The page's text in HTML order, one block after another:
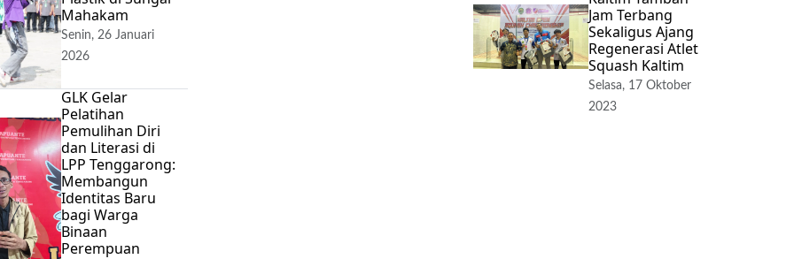
Mahakam
Senin, 26 Januari
2026
GLK Gelar
Pelatihan
Pemulihan Diri
dan Literasi di
LPP Tenggarong:
Membangun
Identitas Baru
bagi Warga
Binaan
Perempuan
Jam Terbang
Sekaligus Ajang
Regenerasi Atlet
Squash Kaltim
Selasa, 17 Oktober
2023